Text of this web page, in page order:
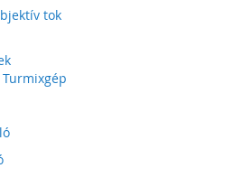
tok